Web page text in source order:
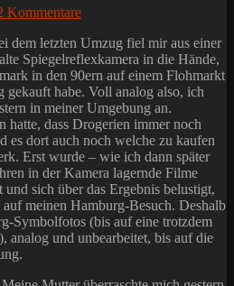
Kommentare
dem letzten Umzug fiel mir aus einer
Spiegelreflexkamera in die Hände,
in den 90ern auf einem Flohmarkt
gekauft habe. Voll analog also, ich
in meiner Umgebung an.
hatte, dass Drogerien immer noch
es dort auch noch welche zu kaufen
Erst wurde – wie ich dann später
in der Kamera lagernde Filme
sich über das Ergebnis belustigt,
meinen Hamburg-Besuch. Deshalb
Symbolfotos (bis auf eine trotzdem
analog und unbearbeitet, bis auf die